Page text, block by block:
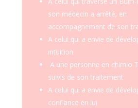
son médecin a arrêté, en
accompagnement de son
A celui qui a envie de
intuition
A une personne en chimio
suivis de son traitement
A celui qui a envie de
confiance en lui